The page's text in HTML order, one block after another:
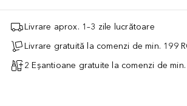
Livrare aprox. 1–3 zile lucrătoare
Livrare gratuită la comenzi de min. 199
2 Eșantioane gratuite la comenzi de min.